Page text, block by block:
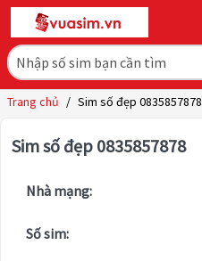
Trang chủ / Sim số đẹp 0835857878
Sim số đẹp 0835857878
Nhà mạng:
Số sim: